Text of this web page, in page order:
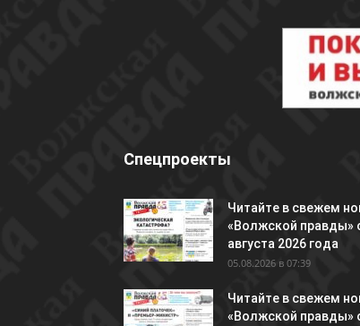
Спецпроекты
Читайте в свежем
«Волжской правды»
августа 2026 года
05.08.2026 в 07:39
Читайте в свежем
«Волжской правды»